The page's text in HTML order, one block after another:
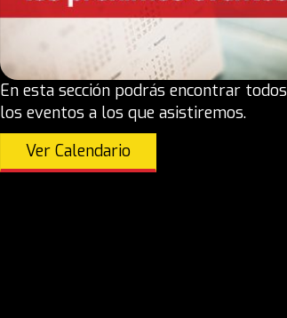
En esta sección podrás encontrar todos
los eventos a los que asistiremos.
Ver Calendario